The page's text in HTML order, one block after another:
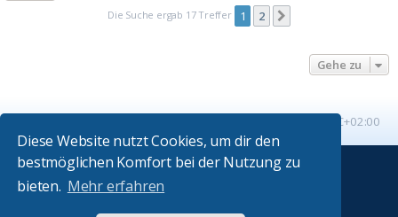
Diese Website nutzt Cookies, um dir den
bestmöglichen Komfort bei der Nutzung zu
bieten. Mehr erfahren
Die Suche ergab 17 Treffer 1 2
Gehe zu
UTC+02:00
Powered by phpBB